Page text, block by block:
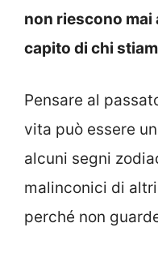
non riescono mai
capito di chi
Pensare al
vita può essere
alcuni segni
malinconici di
perché non